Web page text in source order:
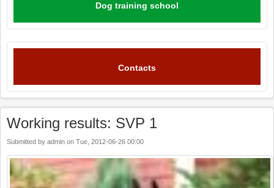
Dog training school
Contacts
Working results: SVP 1
Submitted by admin on Tue, 2012-06-26 00:00